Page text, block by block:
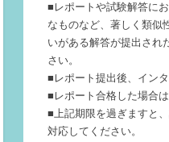
■レポートや試験解答に
なものなど、著しく類似
いがある解答が提出され
さい。
■レポート提出後、イン
■レポート合格した場合
■上記期限を過ぎますと
対応してください。